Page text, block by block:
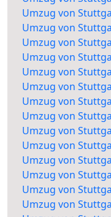
Umzug von
Umzug von
Umzug von
Umzug von
Umzug von
Umzug von
Umzug von
Umzug von
Umzug von
Umzug von
Umzug von
Umzug von
Umzug von
Umzug von